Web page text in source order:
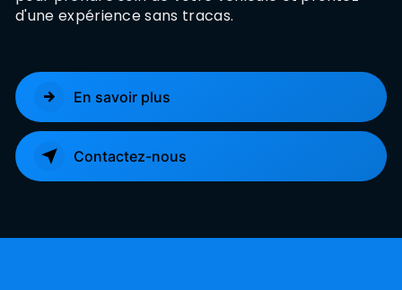
d'une expérience sans tracas.
En savoir plus
Contactez-nous